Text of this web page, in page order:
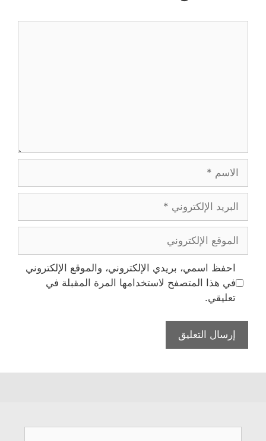
الاسم
البريد
الإلكتروني
الموقع
الإلكتروني
احفظ اسمي، بريدي الإلكتروني، والموقع الإلكتروني
في هذا المتصفح لاستخدامها المرة المقبلة في
تعليقي.